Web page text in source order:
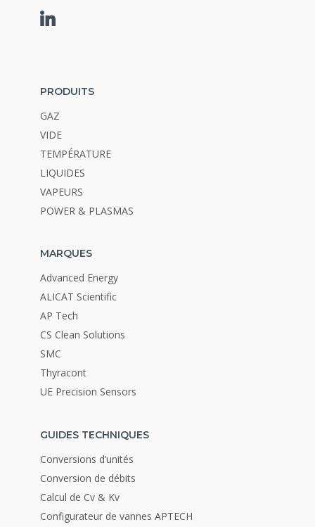
PRODUITS
GAZ
VIDE
TEMPÉRATURE
LIQUIDES
VAPEURS
POWER & PLASMAS
MARQUES
Advanced Energy
ALICAT Scientific
AP Tech
CS Clean Solutions
SMC
Thyracont
UE Precision Sensors
GUIDES TECHNIQUES
Conversions d’unités
Conversion de débits
Calcul de Cv & Kv
Configurateur de vannes APTECH